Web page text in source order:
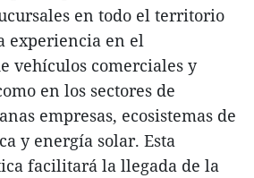
en todo el territorio
experiencia en el
vehículos comerciales y
en los sectores de
empresas, ecosistemas de
y energía solar. Esta
facilitará la llegada de la